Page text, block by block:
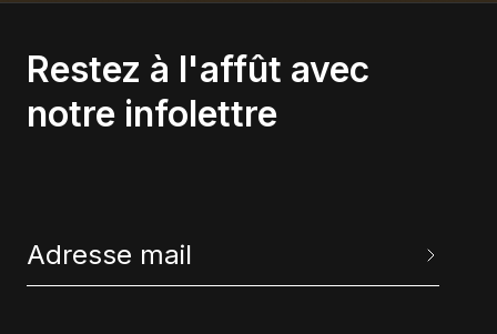
Restez à l'affût avec
notre infolettre